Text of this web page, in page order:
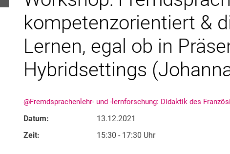
kompetenzorientiert &
Lernen, egal ob in
Hybridsettings
@Fremdsprachenlehr- und -lernforschung: Didaktik des
Datum:
13.12.2021
Zeit:
15:30 - 17:30 Uhr